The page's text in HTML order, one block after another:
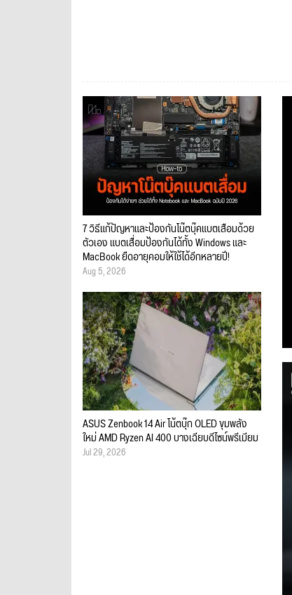
7 วิธีแก้ปัญหาและป้องกันโน๊ตบุ๊คแบตเสื่อมด้วย
ตัวเอง แบตเสื่อมป้องกันได้ทั้ง Windows และ
MacBook ยืดอายุคอมให้ใช้ได้อีกหลายปี!
Aug 5, 2026
ASUS Zenbook 14 Air โน้ตบุ๊ก OLED ขุมพลัง
ใหม่ AMD Ryzen AI 400 บางเฉียบดีไซน์พรีเมียม
Jul 29, 2026